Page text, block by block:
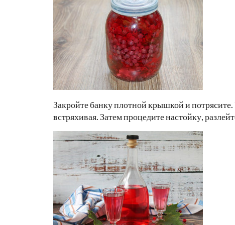
Закройте банку плотной крышкой и
встряхивая. Затем процедите настойку,